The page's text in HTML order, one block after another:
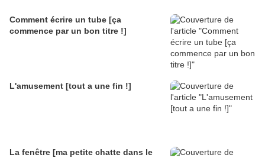
Comment écrire un tube [ça
commence par un bon titre !]
L'amusement [tout a une fin !]
La fenêtre [ma petite chatte dans le